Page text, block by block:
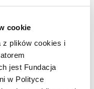
cookie
z plików cookies i
jest Fundacja
w Polityce
prawica nie